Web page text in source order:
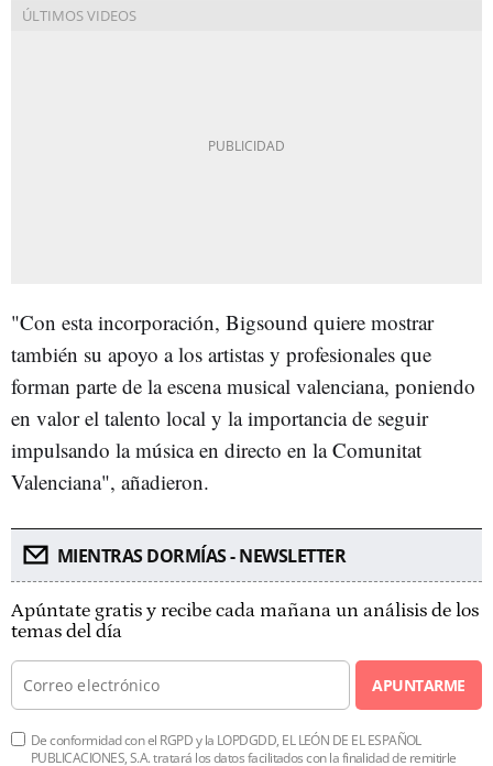
"Con esta incorporación, Bigsound quiere mostrar
también su apoyo a los artistas y profesionales que
forman parte de la escena musical valenciana, poniendo
en valor el talento local y la importancia de seguir
impulsando la música en directo en la Comunitat
Valenciana", añadieron.
MIENTRAS DORMÍAS - NEWSLETTER
Apúntate gratis y recibe cada mañana un análisis de los
temas del día
APUNTARME
De conformidad con el RGPD y la LOPDGDD, EL LEÓN DE EL ESPAÑOL
PUBLICACIONES, S.A. tratará los datos facilitados con la finalidad de remitirle